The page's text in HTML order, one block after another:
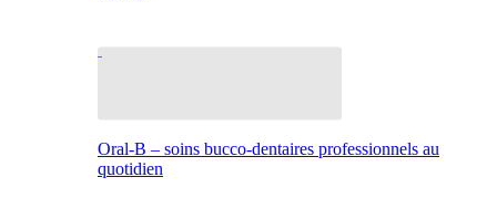
Oral-B – soins bucco-dentaires professionnels au
quotidien